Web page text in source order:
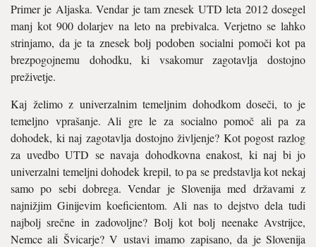
Primer je Aljaska. Vendar je tam znesek UTD leta 2012 dosegel
manj kot 900 dolarjev na leto na prebivalca. Verjetno se lahko
strinjamo, da je ta znesek bolj podoben socialni pomoči kot pa
brezpogojnemu dohodku, ki vsakomur zagotavlja dostojno
preživetje.
Kaj želimo z univerzalnim temeljnim dohodkom doseči, to je
temeljno vprašanje. Ali gre le za socialno pomoč ali pa za
dohodek, ki naj zagotavlja dostojno življenje? Kot pogost razlog
za uvedbo UTD se navaja dohodkovna enakost, ki naj bi jo
univerzalni temeljni dohodek krepil, to pa se predstavlja kot nekaj
samo po sebi dobrega. Vendar je Slovenija med državami z
najnižjim Ginijevim koeficientom. Ali nas to dejstvo dela tudi
najbolj srečne in zadovoljne? Bolj kot bolj neenake Avstrijce,
Nemce ali Švicarje? V ustavi imamo zapisano, da je Slovenija